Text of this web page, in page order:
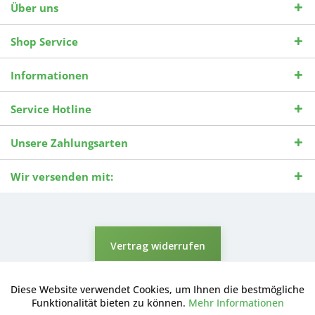
Über uns
Shop Service
Informationen
Service Hotline
Unsere Zahlungsarten
Wir versenden mit:
Vertrag widerrufen
Nachnahmegebühren, wenn nicht anders beschrieben.
Durchgestrichene Preise entsprechen dem niedrigsten Verkaufspreis
der letzten 30 Tage. ** Preise beziehen sich auf einen einmal
Funktionale Aktiv
Diese Website verwendet Cookies, um Ihnen die bestmögliche
Funktionalität bieten zu können. Mehr Informationen